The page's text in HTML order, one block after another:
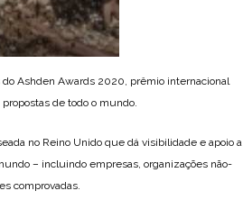
do Ashden Awards 2020, prêmio internacional
de todo o mundo.
no Reino Unido que dá visibilidade e apoio a
– incluindo empresas, organizações não-
comprovadas.